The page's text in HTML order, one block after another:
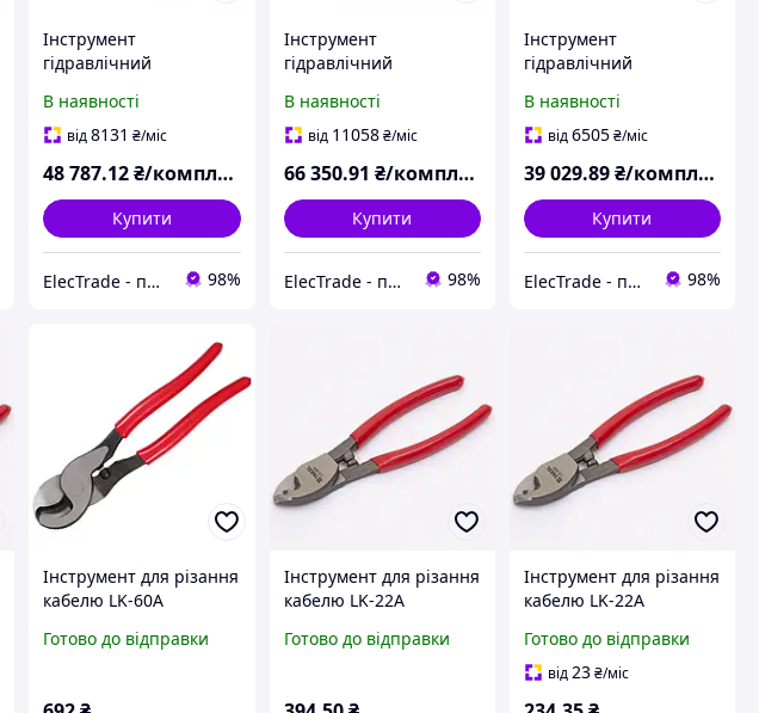
Інструмент
гідравлічний
різання EL-85 TAKEL
В наявності
від8131 ₴/міс
48 787.12₴/комплект
Купити
ElecTrade - постачальник електротехнічної продукції 98%
Інструмент
гідравлічний
різання EL-105 TAKEL
В наявності
від 11058 ₴/міс
66 350.91 ₴/комплект
Купити
ElecTrade - постачальник електротехнічної продукції 98%
Інструмент
гідравлічний
різання СLS-30 TAKEL
В наявності
від6505₴/міс
39 029.89₴/комплект
Купити
ElecTrade - постачальник електротехнічної продукції 98%
Інструмент для різання
кабелю LK-60A
Готово до відправки
Інструмент для різання
кабелю LK-22A
Готово до відправки
Інструмент для різання
кабелю LK-22A
Готово до відправки
від 23₴/міс